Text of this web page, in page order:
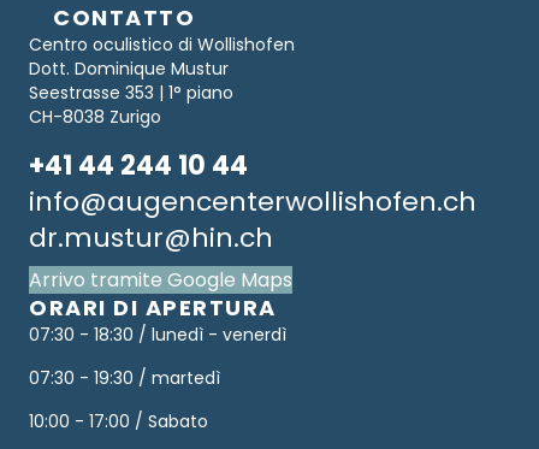
CONTATTO
Centro oculistico di Wollishofen
Dott. Dominique Mustur
Seestrasse 353 | 1° piano
CH-8038 Zurigo
+41 44 244 10 44
info@augencenterwollishofen.ch
dr.mustur@hin.ch
Arrivo tramite Google Maps
ORARI DI APERTURA
07:30 - 18:30 / lunedì - venerdì
07:30 - 19:30 / martedì
10:00 - 17:00 / Sabato